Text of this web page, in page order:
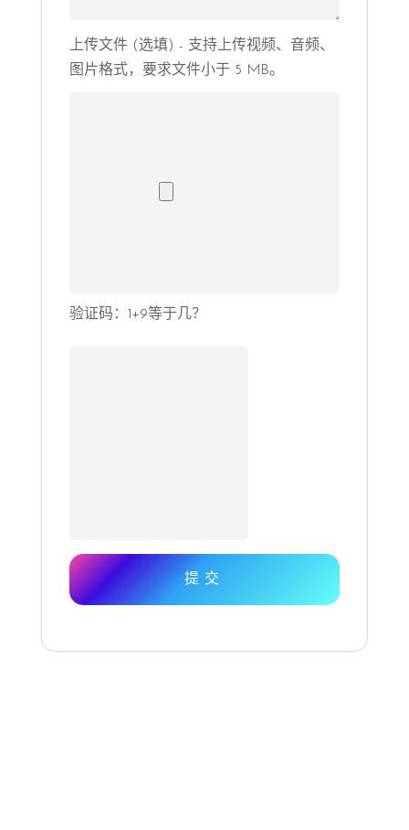
上传文件 (选填) - 支持上传视频、音频、
图片格式，要求文件小于 5 MB。
验证码：1+9等于几？